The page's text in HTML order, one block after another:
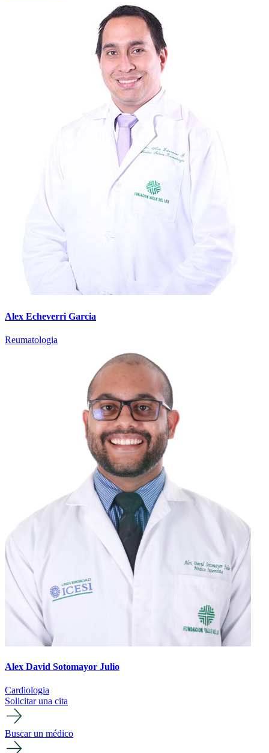
Alex Echeverri Garcia
Reumatologia
Alex David Sotomayor Julio
Cardiologia
Solicitar una cita
Buscar un médico